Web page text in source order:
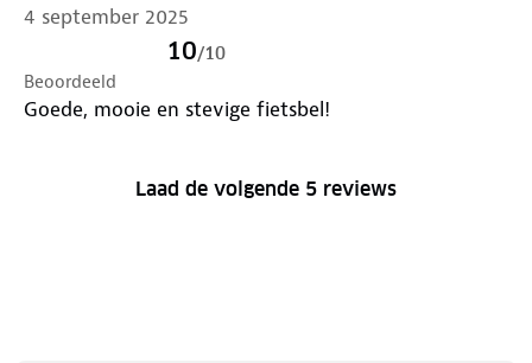
4 september 2025
10/10
Beoordeeld
Goede, mooie en stevige fietsbel!
Laad de volgende 5 reviews